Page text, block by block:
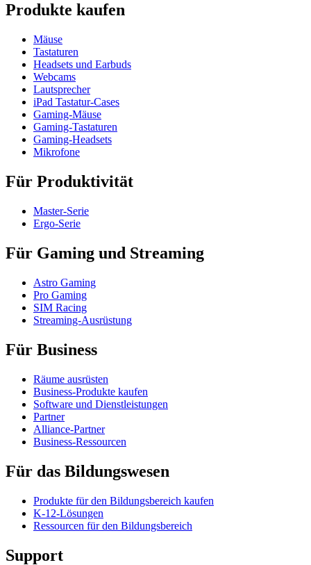
Produkte kaufen
Mäuse
Tastaturen
Headsets und Earbuds
Webcams
Lautsprecher
iPad Tastatur-Cases
Gaming-Mäuse
Gaming-Tastaturen
Gaming-Headsets
Mikrofone
Für Produktivität
Master-Serie
Ergo-Serie
Für Gaming und Streaming
Astro Gaming
Pro Gaming
SIM Racing
Streaming-Ausrüstung
Für Business
Räume ausrüsten
Business-Produkte kaufen
Software und Dienstleistungen
Partner
Alliance-Partner
Business-Ressourcen
Für das Bildungswesen
Produkte für den Bildungsbereich kaufen
K-12-Lösungen
Ressourcen für den Bildungsbereich
Support